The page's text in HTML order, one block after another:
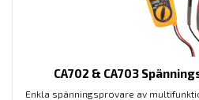
CA702 & CA703
Enkla spänningsprovare av